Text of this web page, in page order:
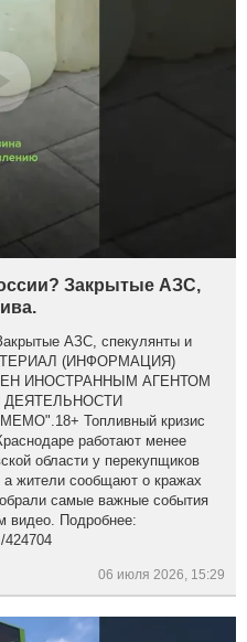
Закрытые АЗС,
АЗС, спекулянты и
(ИНФОРМАЦИЯ)
ИНОСТРАННЫМ АГЕНТОМ
Топливный кризис
работают менее
области у перекупщиков
жители сообщают о кражах
самые важные события
видео. Подробнее:
424704
06 июля 2026, 15:29